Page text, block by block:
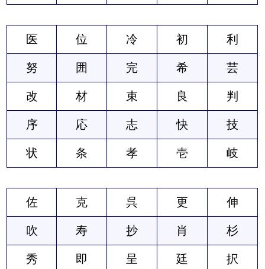
医 位 冷 初 利
努 囲 完 希 芸
改 材 束 良 判
序 応 志 快 技
状 条 孝 壱 岐
佐 克 呉 更 伸
吹 寿 抄 肖 杉
秀 即 呈 廷 択